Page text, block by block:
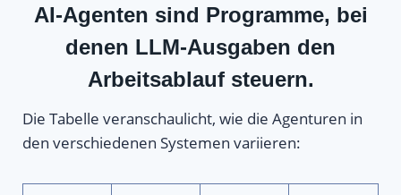
AI-Agenten sind Programme, bei
denen LLM-Ausgaben den
Arbeitsablauf steuern.
Die Tabelle veranschaulicht, wie die Agenturen in
den verschiedenen Systemen variieren: